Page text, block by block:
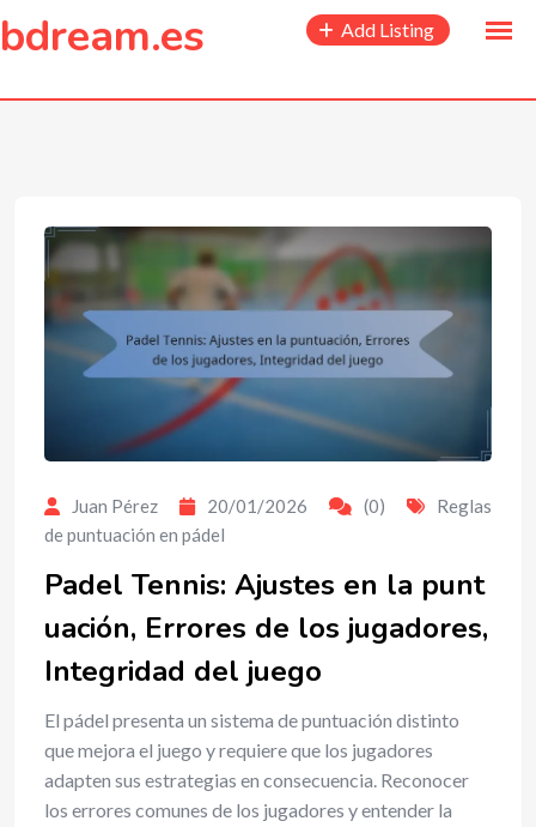
content
bdream.es Add Listing
Juan Pérez 20/01/2026 (0)
Reglas
de puntuación en pádel
Padel Tennis: Ajustes en la punt
uación, Errores de los jugadores,
Integridad del juego
El pádel presenta un sistema de puntuación distinto
que mejora el juego y requiere que los jugadores
adapten sus estrategias en consecuencia. Reconocer
los errores comunes de los jugadores y entender la